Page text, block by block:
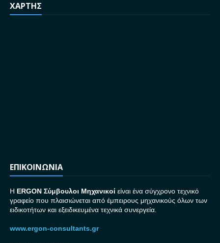
ΧΑΡΤΗΣ
ΕΠΙΚΟΙΝΩΝΙΑ
H ERGON Σύμβουλοι Μηχανικοί είναι ένα σύγχρονο τεχνικό
γραφείο που πλαισιώνεται από έμπειρους μηχανικούς όλων των
ειδικοτήτων και εξειδικευμένα τεχνικά συνεργεία.
www.ergon-consultants.gr